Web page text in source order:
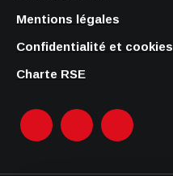
Mentions légales
Confidentialité et cookies
Charte RSE